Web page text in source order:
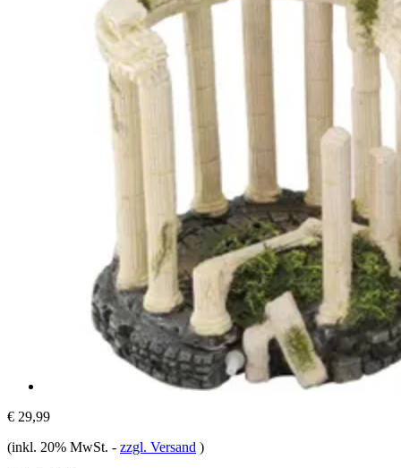
€ 29,99
(inkl. 20% MwSt. - zzgl. Versand )